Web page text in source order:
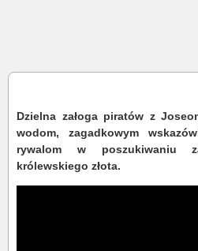
Dzielna załoga piratów z
wodom, zagadkowym
rywalom w poszukiwaniu
królewskiego złota.